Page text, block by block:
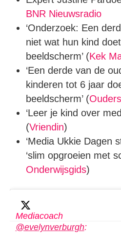
BNR Nieuwsradio
‘Onderzoek: Een
niet wat hun kind
beeldscherm’ (Kek
‘Een derde van de
kinderen tot 6 jaar
beeldscherm’ (
‘Leer je kind over
(Vriendin)
‘Media Ukkie Dagen
‘slim opgroeien met
Onderwijsgids)
Mediacoach
@evelynverburgh: